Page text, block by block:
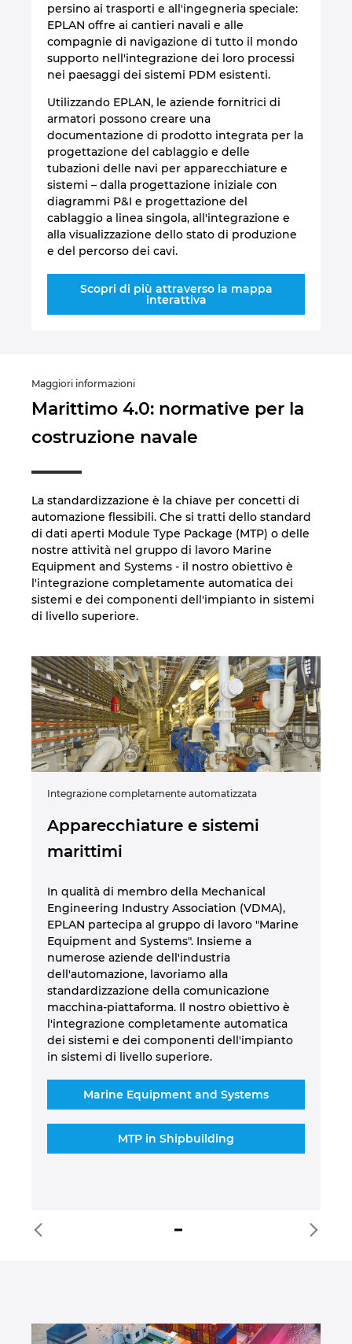
persino ai trasporti e all'ingegneria speciale:
EPLAN offre ai cantieri navali e alle
compagnie di navigazione di tutto il mondo
supporto nell'integrazione dei loro processi
nei paesaggi dei sistemi PDM esistenti.
Utilizzando EPLAN, le aziende fornitrici di
armatori possono creare una
documentazione di prodotto integrata per la
progettazione del cablaggio e delle
tubazioni delle navi per apparecchiature e
sistemi – dalla progettazione iniziale con
diagrammi P&I e progettazione del
cablaggio a linea singola, all'integrazione e
alla visualizzazione dello stato di produzione
e del percorso dei cavi.
Scopri di più attraverso la mappa
interattiva
Maggiori informazioni
Marittimo 4.0: normative per la
costruzione navale
La standardizzazione è la chiave per concetti di
automazione flessibili. Che si tratti dello standard
di dati aperti Module Type Package (MTP) o delle
nostre attività nel gruppo di lavoro Marine
Equipment and Systems - il nostro obiettivo è
l'integrazione completamente automatica dei
sistemi e dei componenti dell'impianto in sistemi
di livello superiore.
Integrazione completamente automatizzata
Apparecchiature e sistemi
marittimi
In qualità di membro della Mechanical
Engineering Industry Association (VDMA),
EPLAN partecipa al gruppo di lavoro "Marine
Equipment and Systems". Insieme a
numerose aziende dell'industria
dell'automazione, lavoriamo alla
standardizzazione della comunicazione
macchina-piattaforma. Il nostro obiettivo è
l'integrazione completamente automatica
dei sistemi e dei componenti dell'impianto
in sistemi di livello superiore.
Marine Equipment and Systems
MTP in Shipbuilding